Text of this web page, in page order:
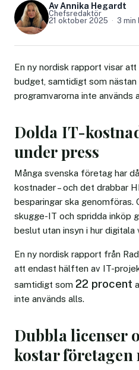
Av Annika Hegardt
Chefsredaktör
21 oktober 2025
3 min
En ny nordisk rapport visar
budget, samtidigt som
programvarorna inte används
Dolda IT-
under press
Många svenska företag har
kostnader – och det drabbar
besparingar ska genomföras.
skugge-IT och spridda inköp
beslut utan insyn i hur
En ny nordisk rapport från
att endast hälften av IT-
samtidigt som 22 procent
inte används alls.
Dubbla licenser
kostar